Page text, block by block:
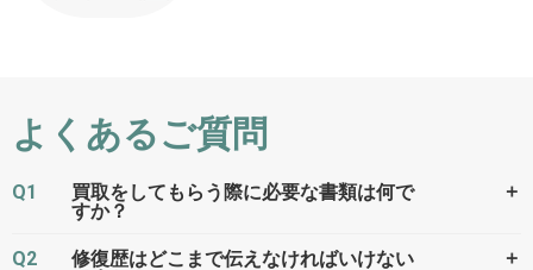
よくあるご質問
Q1
買取をしてもらう際に必要な書類は何で
すか？
＋
Q2
修復歴はどこまで伝えなければいけない
＋